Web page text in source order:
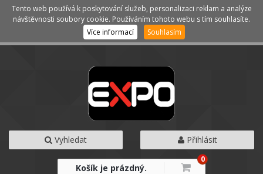
Kategorie Menu
Vyhledat Přihlásit
Košík je prázdný.
0
Tento web používá k poskytování služeb, personalizaci reklam a analýze
návštěvnosti soubory cookie. Používáním tohoto webu s tím souhlasíte.
Více informací
Souhlasím